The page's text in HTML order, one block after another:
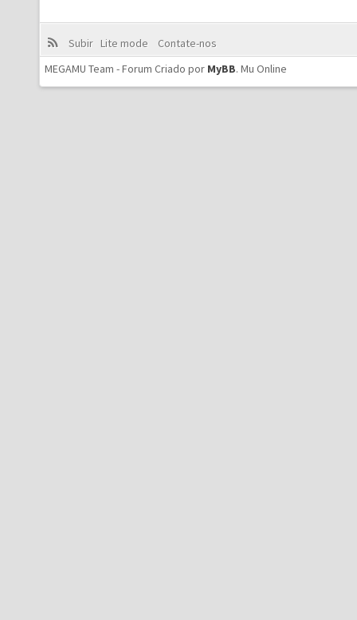
Subir Lite mode
Contate-nos
MEGAMU Team - Forum Criado por MyBB. Mu Online